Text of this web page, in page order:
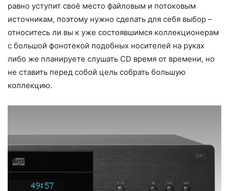
равно уступит своё место файловым и потоковым
источникам, поэтому нужно сделать для себя выбор –
относитесь ли вы к уже состоявшимся коллекционерам
с большой фонотекой подобных носителей на руках
либо же планируете слушать CD время от времени, но
не ставить перед собой цель собрать большую
коллекцию.